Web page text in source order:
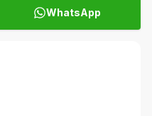
WhatsApp